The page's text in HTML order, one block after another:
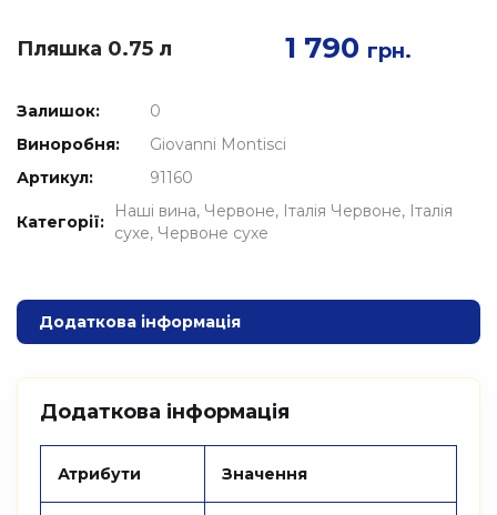
Пляшка 0.75 л 1 790 грн.
Залишок:
0
Виноробня:
Giovanni Montisci
Артикул:
91160
Категорії:
Наші вина Червоне Італія Червоне Італія
сухе Червоне сухе
Додаткова інформація
Додаткова інформація
Атрибути Значення